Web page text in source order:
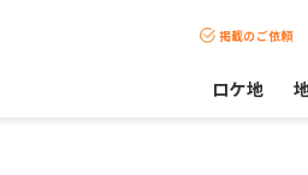
掲載のご依頼
ロケ地